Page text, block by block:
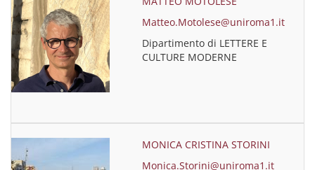
Matteo.Motolese@uniroma1.it
Dipartimento di LETTERE E
CULTURE MODERNE
MONICA CRISTINA STORINI
Monica.Storini@uniroma1.it